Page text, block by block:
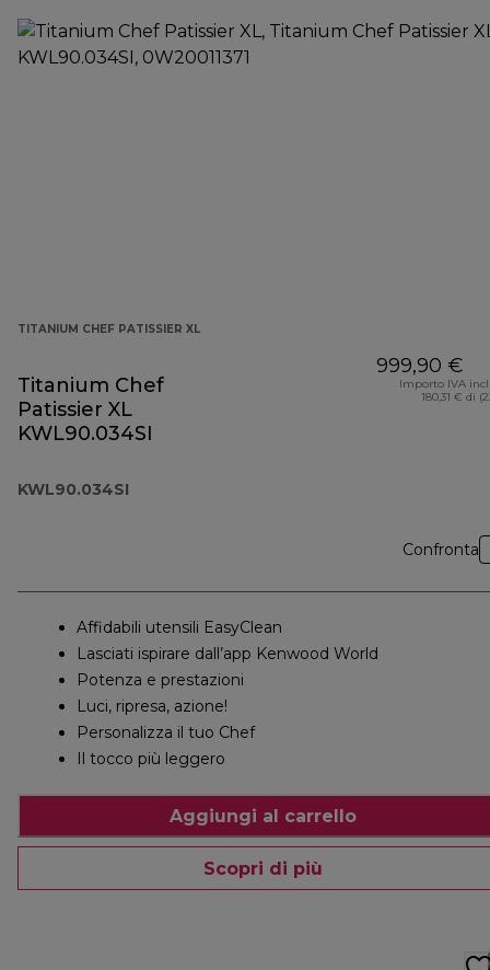
TITANIUM CHEF PATISSIER XL
Titanium Chef
Patissier XL
KWL90.034SI
KWL90.034SI
999,90 €
Importo IVA
180,31 € di
Confronta
Affidabili utensili EasyClean
Lasciati ispirare dall’app Kenwood World
Potenza e prestazioni
Luci, ripresa, azione!
Personalizza il tuo Chef
Il tocco più leggero
Aggiungi al carrello
Scopri di più